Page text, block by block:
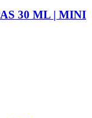
30 ML | MINI